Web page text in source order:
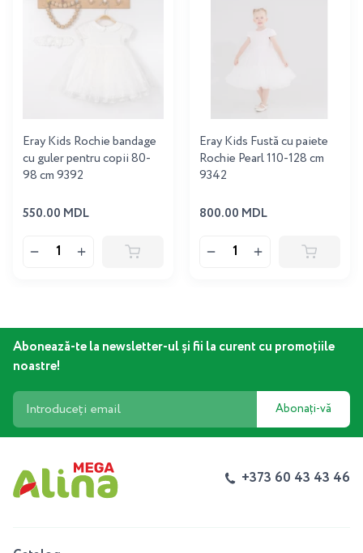
Eray Kids Rochie bandage
cu guler pentru copii 80-
98 cm 9392
550.00 MDL
Eray Kids Fustă cu paiete
Rochie Pearl 110-128 cm
9342
800.00 MDL
Abonează-te la newsletter-ul și fii la curent cu promoțiile
noastre!
Abonați-vă
+373 60 43 43 46